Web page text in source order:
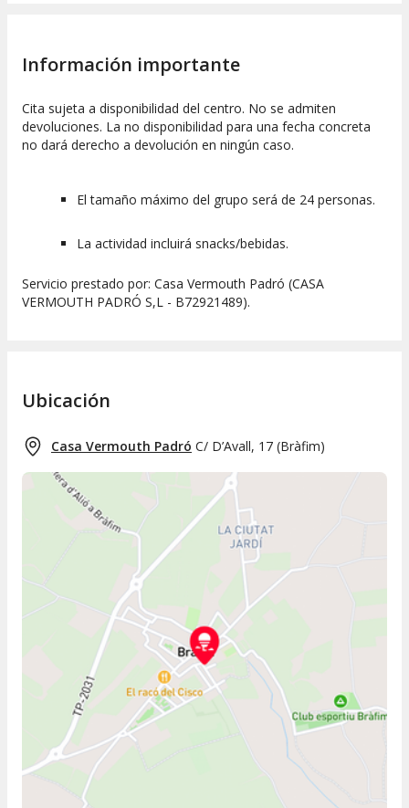
Información importante
Cita sujeta a disponibilidad del centro. No se admiten
devoluciones. La no disponibilidad para una fecha concreta
no dará derecho a devolución en ningún caso.
El tamaño máximo del grupo será de 24 personas.
La actividad incluirá snacks/bebidas.
Servicio prestado por: Casa Vermouth Padró (CASA
VERMOUTH PADRÓ S,L - B72921489).
Ubicación
Casa Vermouth Padró C/ D’Avall, 17 (Bràfim)